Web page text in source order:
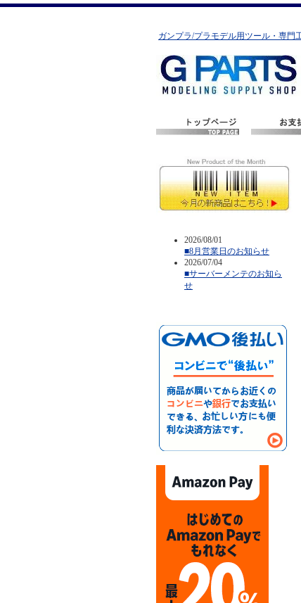
ガンプラ/プラモデル用ツール・専門
2026/08/01
■8月営業日のお知らせ
2026/07/04
■サーバーメンテのお知ら
せ